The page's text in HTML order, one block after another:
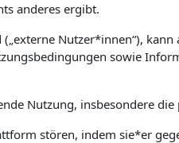
anderes ergibt.
Nutzer*innen“),
sowie
Nutzung, insbesondere
stören, indem sie*er